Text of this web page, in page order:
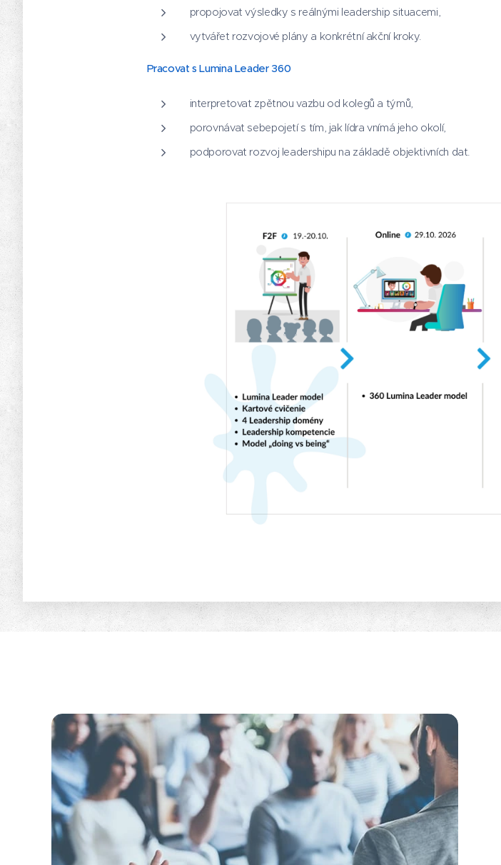
propojovat výsledky s reálnými leadership situacemi,
vytvářet rozvojové plány a konkrétní akční kroky.
Pracovat s Lumina Leader 360
interpretovat zpětnou vazbu od kolegů a týmů,
porovnávat sebepojetí s tím, jak lídra vnímá jeho okolí,
podporovat rozvoj leadershipu na základě objektivních dat.